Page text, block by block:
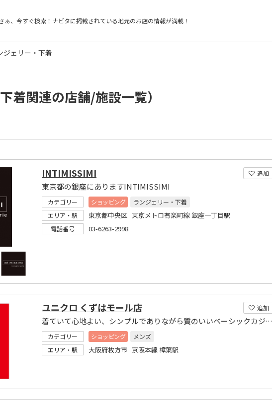
ぁ、今すぐ検索！ ナビタに掲載されている地元のお店の情報が満載！
ジェリー・下着
着関連の店舗/施設一覧）
追加
INTIMISSIMI
東京都の銀座にありますINTIMISSIMI
カテゴリー ショッピング
ランジェリー・下着
エリア・駅
東京都中央区 東京メトロ有楽町線 銀座一丁目駅
電話番号 03-6263-2998
追加
ユニクロ くずはモール店
着ていて心地よい、シンプルでありながら質のいいベーシックカジュアルをご提供します。
カテゴリー ショッピング
メンズ
エリア・駅
大阪府枚方市 京阪本線 樟葉駅